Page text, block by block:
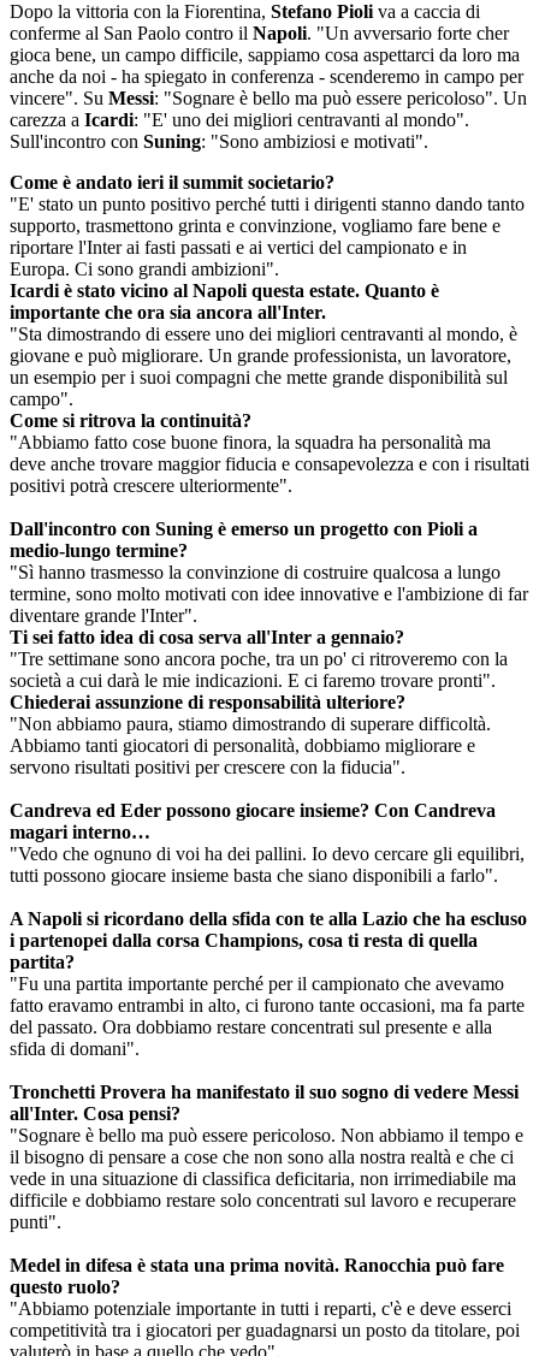
Dopo la vittoria con la Fiorentina, Stefano Pioli va a caccia di
conferme al San Paolo contro il Napoli. "Un avversario forte cher
gioca bene, un campo difficile, sappiamo cosa aspettarci da loro ma
anche da noi - ha spiegato in conferenza - scenderemo in campo per
vincere". Su Messi: "Sognare è bello ma può essere pericoloso". Un
carezza a Icardi: "E' uno dei migliori centravanti al mondo".
Sull'incontro con Suning: "Sono ambiziosi e motivati".
Come è andato ieri il summit societario?
"E' stato un punto positivo perché tutti i dirigenti stanno dando tanto
supporto, trasmettono grinta e convinzione, vogliamo fare bene e
riportare l'Inter ai fasti passati e ai vertici del campionato e in
Europa. Ci sono grandi ambizioni".
Icardi è stato vicino al Napoli questa estate. Quanto è
importante che ora sia ancora all'Inter.
"Sta dimostrando di essere uno dei migliori centravanti al mondo, è
giovane e può migliorare. Un grande professionista, un lavoratore,
un esempio per i suoi compagni che mette grande disponibilità sul
campo".
Come si ritrova la continuità?
"Abbiamo fatto cose buone finora, la squadra ha personalità ma
deve anche trovare maggior fiducia e consapevolezza e con i risultati
positivi potrà crescere ulteriormente".
Dall'incontro con Suning è emerso un progetto con Pioli a
medio-lungo termine?
"Sì hanno trasmesso la convinzione di costruire qualcosa a lungo
termine, sono molto motivati con idee innovative e l'ambizione di far
diventare grande l'Inter".
Ti sei fatto idea di cosa serva all'Inter a gennaio?
"Tre settimane sono ancora poche, tra un po' ci ritroveremo con la
società a cui darà le mie indicazioni. E ci faremo trovare pronti".
Chiederai assunzione di responsabilità ulteriore?
"Non abbiamo paura, stiamo dimostrando di superare difficoltà.
Abbiamo tanti giocatori di personalità, dobbiamo migliorare e
servono risultati positivi per crescere con la fiducia".
Candreva ed Eder possono giocare insieme? Con Candreva
magari interno…
"Vedo che ognuno di voi ha dei pallini. Io devo cercare gli equilibri,
tutti possono giocare insieme basta che siano disponibili a farlo".
A Napoli si ricordano della sfida con te alla Lazio che ha escluso
i partenopei dalla corsa Champions, cosa ti resta di quella
partita?
"Fu una partita importante perché per il campionato che avevamo
fatto eravamo entrambi in alto, ci furono tante occasioni, ma fa parte
del passato. Ora dobbiamo restare concentrati sul presente e alla
sfida di domani".
Tronchetti Provera ha manifestato il suo sogno di vedere Messi
all'Inter. Cosa pensi?
"Sognare è bello ma può essere pericoloso. Non abbiamo il tempo e
il bisogno di pensare a cose che non sono alla nostra realtà e che ci
vede in una situazione di classifica deficitaria, non irrimediabile ma
difficile e dobbiamo restare solo concentrati sul lavoro e recuperare
punti".
Medel in difesa è stata una prima novità. Ranocchia può fare
questo ruolo?
"Abbiamo potenziale importante in tutti i reparti, c'è e deve esserci
competitività tra i giocatori per guadagnarsi un posto da titolare, poi
valuterò in base a quello che vedo".